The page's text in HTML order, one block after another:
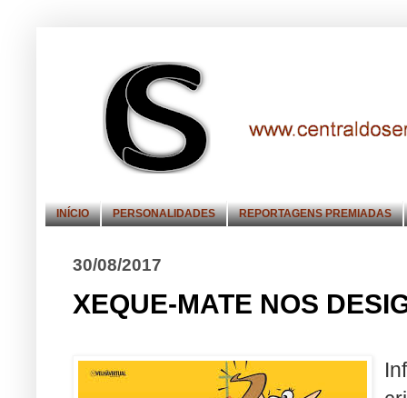
INÍCIO PERSONALIDADES REPORTAGENS PREMIADAS
30/08/2017
XEQUE-MATE NOS